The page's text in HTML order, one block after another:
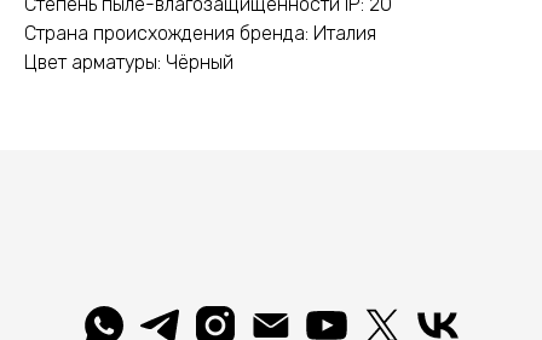
Страна происхождения бренда: Италия
Цвет арматуры: Чёрный